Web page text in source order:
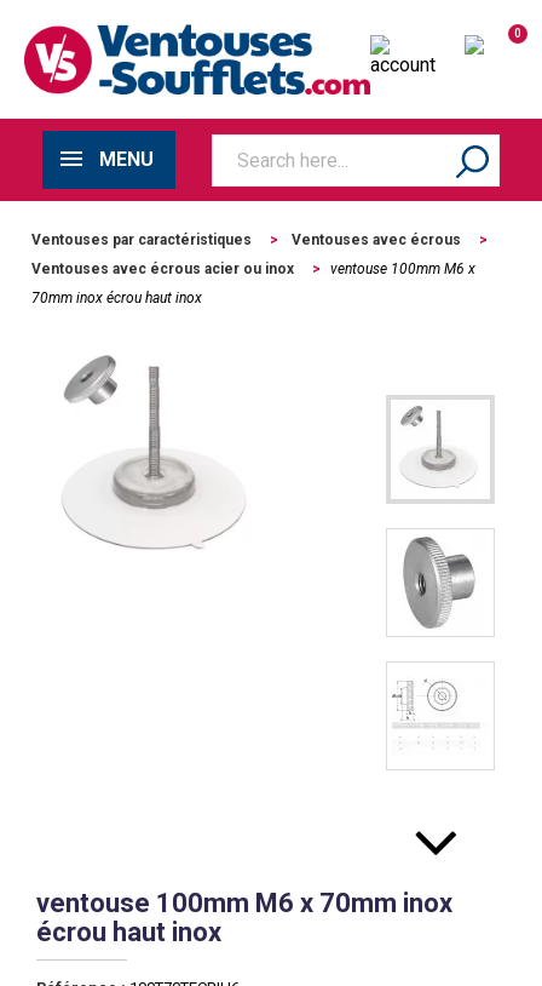
0
MENU
Ventouses par caractéristiques > Ventouses avec écrous
>
Ventouses avec écrous acier ou inox
>
ventouse 100mm M6 x
70mm inox écrou haut inox
ventouse 100mm M6 x 70mm inox
écrou haut inox